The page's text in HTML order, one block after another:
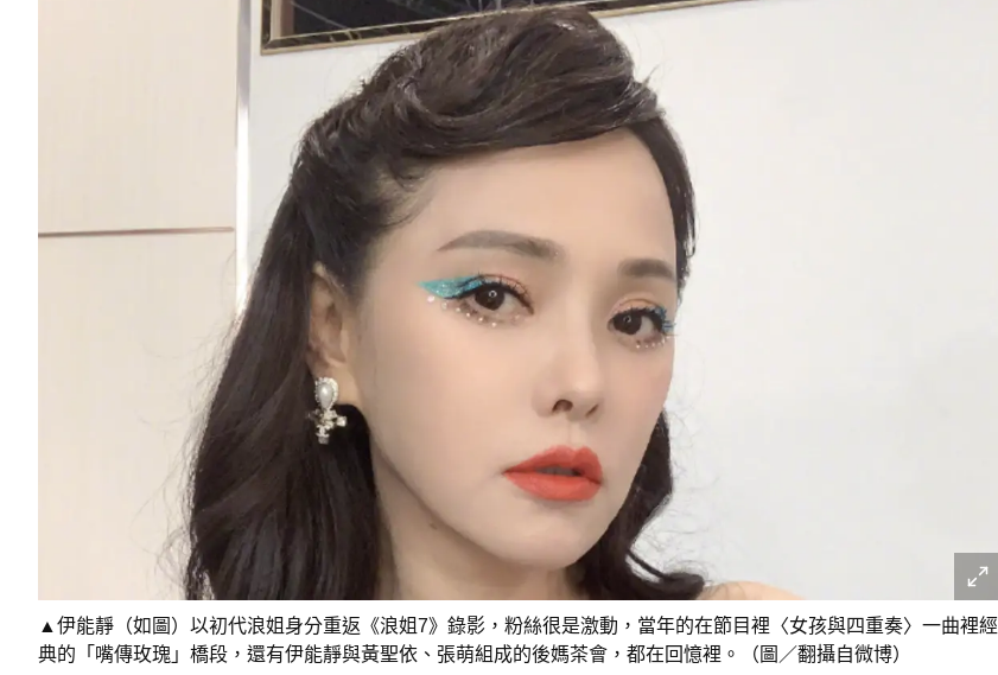
▲伊能靜（如圖）以初代浪姐身分重返《浪姐7》錄影，粉絲很是激動，當年的在節目裡〈女孩與四重奏〉一曲裡經
典的「嘴傳玫瑰」橋段，還有伊能靜與黃聖依、張萌組成的後媽茶會，都在回憶裡。（圖／翻攝自微博）